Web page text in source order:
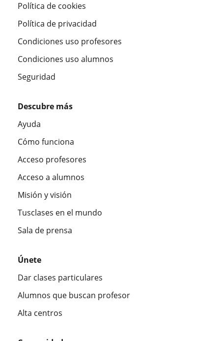
Política de cookies
Política de privacidad
Condiciones uso profesores
Condiciones uso alumnos
Seguridad
Descubre más
Ayuda
Cómo funciona
Acceso profesores
Acceso a alumnos
Misión y visión
Tusclases en el mundo
Sala de prensa
Únete
Dar clases particulares
Alumnos que buscan profesor
Alta centros